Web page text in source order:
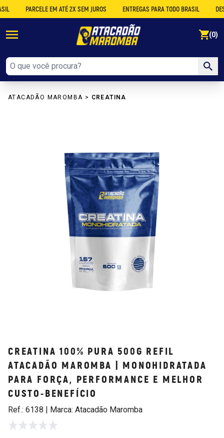
PARCELE EM ATÉ 2X SEM JUROS ENTREGAS PARA TODO BRASIL
(0)
ATACADÃO MAROMBA > CREATINA
CREATINA 100% PURA 500G REFIL
ATACADÃO MAROMBA | MONOHIDRATADA
PARA FORÇA, PERFORMANCE E MELHOR
CUSTO-BENEFÍCIO
Ref.: 6138 | Marca: Atacadão Maromba